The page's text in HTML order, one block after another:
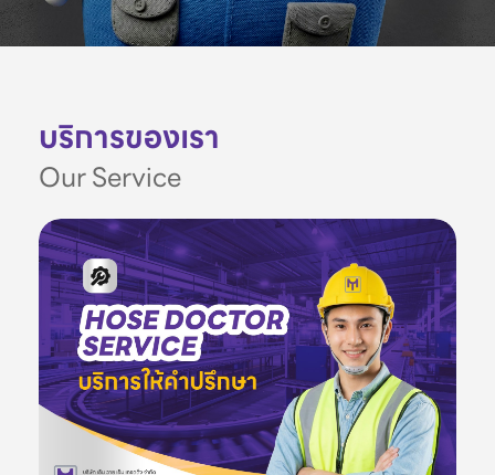
บริการของเรา
Our Service